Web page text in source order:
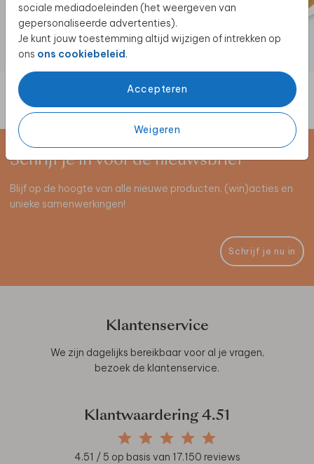
sociale mediadoeleinden (het weergeven van
gepersonaliseerde advertenties).
Je kunt jouw toestemming altijd wijzigen of intrekken op
ons ons cookiebeleid.
Accepteren
Weigeren
Schrijf je in voor de nieuwsbrief
Blijf op de hoogte van alle nieuwe producten, (win)acties en
unieke samenwerkingen!
Schrijf je nu in
Klantenservice
We zijn dagelijks bereikbaar voor al je vragen,
bezoek de klantenservice.
Klantwaardering 4.51
4.51 / 5 op basis van 17.150 reviews